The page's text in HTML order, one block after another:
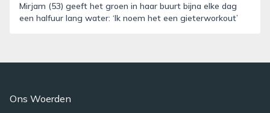
Mirjam (53) geeft het groen in haar buurt bijna elke dag
een halfuur lang water: ‘Ik noem het een gieterworkout’
Ons Woerden